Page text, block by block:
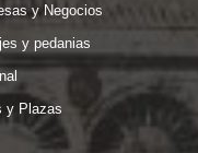
y Negocios
y pedanias
y Plazas